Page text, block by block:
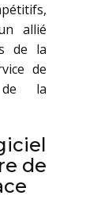
allié
de la
de
de la
de